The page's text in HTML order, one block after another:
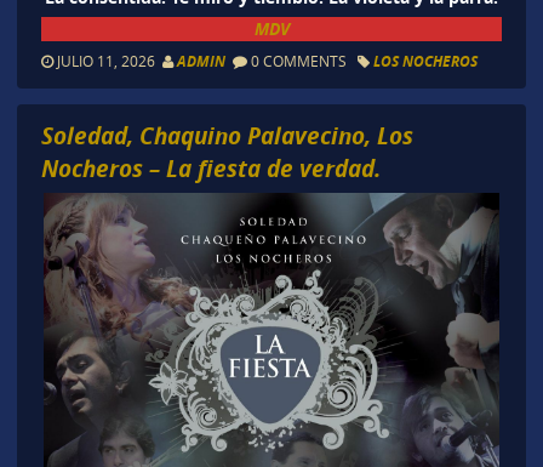
MDV
JULIO 11, 2026 ADMIN 0 COMMENTS LOS NOCHEROS
Soledad, Chaquino Palavecino, Los
Nocheros – La fiesta de verdad.